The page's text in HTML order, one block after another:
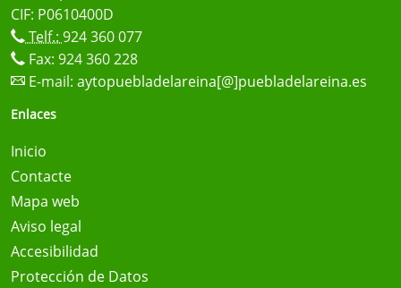
CIF: P0610400D
Telf.: 924 360 077
Fax: 924 360 228
E-mail: aytopuebladelareina[@]puebladelareina.es
Enlaces
Inicio
Contacte
Mapa web
Aviso legal
Accesibilidad
Protección de Datos